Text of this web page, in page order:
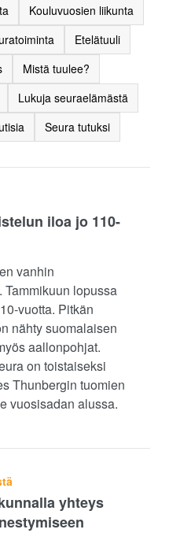
Kouluvuosien liikunta
Etelätuuli
Mistä tuulee?
Lukuja seuraelämästä
Seura tutuksi
iloa jo 110-
vanhin
lopussa
vuotta. Pitkän
nähty suomalaisen
aallonpohjat.
on toistaiseksi
Thunbergin tuomien
vuosisadan alussa.
yhteys